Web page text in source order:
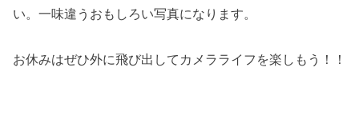
い。一味違うおもしろい写真になります。
お休みはぜひ外に飛び出してカメラライフを楽しもう！！